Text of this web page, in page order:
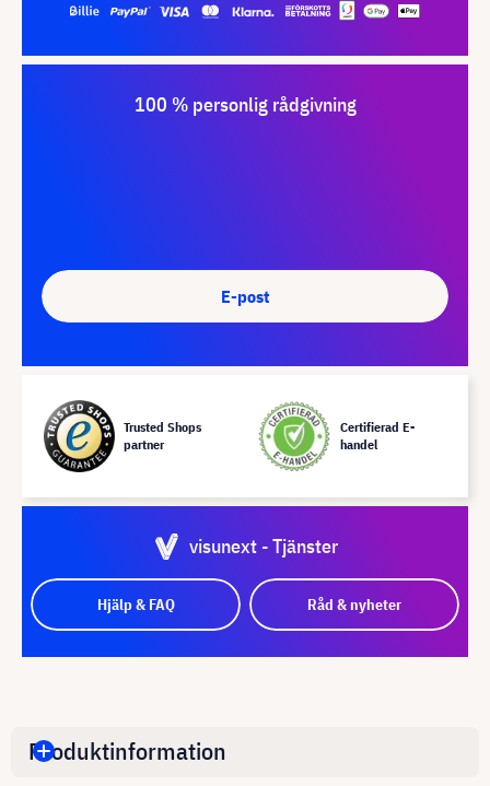
100 % personlig rådgivning
E-post
Trusted Shops
partner
Certifierad E-
handel
visunext - Tjänster
Hjälp & FAQ Råd & nyheter
Produktinformation